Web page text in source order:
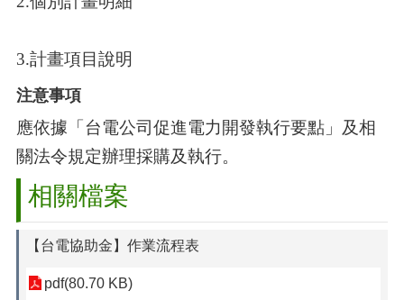
3.計畫項目說明
注意事項
應依據「台電公司促進電力開發執行要點」及相
關法令規定辦理採購及執行。
相關檔案
【台電協助金】作業流程表
pdf(80.70 KB)